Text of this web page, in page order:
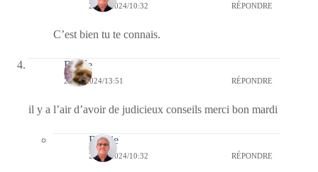
25/10/2024/10:32 RÉPONDRE
C’est bien tu te connais.
Renée
22/10/2024/13:51 RÉPONDRE
il y a l’air d’avoir de judicieux conseils merci bon mardi
Bernie
25/10/2024/10:32 RÉPONDRE